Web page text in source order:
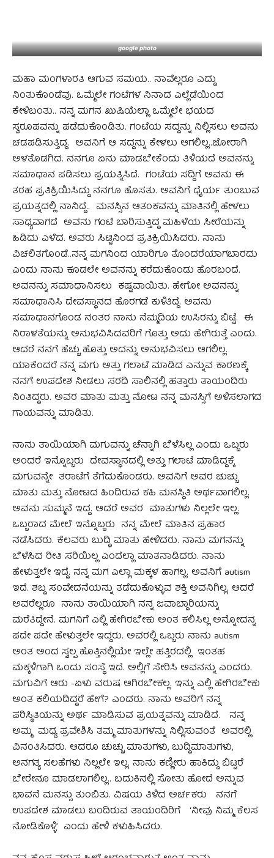
google photo
ಮಹಾ ಮಂಗಳಾರತಿ ಆಗುವ ಸಮಯ.. ನಾವೆಲ್ಲರೂ ಎದ್ದು
ನಿಂತುಕೊಂಡೆವು. ಒಮ್ಮೆಲೇ ಗಂಟೆಗಳ ನಿನಾದ ಎಲ್ಲೆಡೆಯಿಂದ
ಕೇಳಿಬಂತು.. ನನ್ನ ಮಗನ ಖುಷಿಯೆಲ್ಲಾ ಒಮ್ಮೆಲೇ ಭಯದ
ಸ್ವರೂಪವನ್ನು ಪಡೆದುಕೊಂಡಿತು. ಗಂಟೆಯ ಸದ್ದನ್ನು ನಿಲ್ಲಿಸಲು ಅವನು
ಚಡಪಡಿಸುತ್ತಿದ್ದ. ಅವನಿಗೆ ಆ ಸದ್ದನ್ನು ಕೇಳಲು ಆಗಲಿಲ್ಲ..ಜೋರಾಗಿ
ಅಳತೊಡಗಿದ. ನನಗೂ ಏನು ಮಾಡಬೇಕೆಂದು ತಿಳಿಯದೆ ಅವನನ್ನು
ಸಮಾಧಾನ ಪಡಿಸಲು ಪ್ರಯತ್ನಿಸಿದೆ. ಗಂಟೆಯ ಸದ್ದಿಗೆ ಅವನು ಈ
ತರಹ ಪ್ರತಿಕ್ರಿಯಿಸಿದ್ದು ನನಗೂ ಹೊಸತು. ಅವನಿಗೆ ಧೈರ್ಯ ತುಂಬುವ
ಪ್ರಯತ್ನದಲ್ಲಿ ನಾನಿದ್ದೆ.. ಮನಸ್ಸಿನ ಆತಂಕವನ್ನು ಮಾತಿನಲ್ಲಿ ಹೇಳಲು
ಸಾಧ್ಯವಾಗದೆ ಅವನು ಗಂಟೆ ಬಾರಿಸುತ್ತಿದ್ದ ಮಹಿಳೆಯ ಸೀರೆಯನ್ನು
ಹಿಡಿದು ಎಳೆದ. ಅವರು ಸಿಟ್ಟಿನಿಂದ ಪ್ರತಿಕ್ರಿಯಿಸಿದರು. ನಾನು
ವಿಚಲಿತಗೊಂಡೆ..ನನ್ನ ಮಗನಿಂದ ಯಾರಿಗೂ ತೊಂದರೆಯಾಗಬಾರದು
ಎಂದು ನಾನು ಕೂಡಲೇ ಅವನನ್ನು ಕರೆದುಕೊಂಡು ಹೊರಬಂದೆ.
ಅವನನ್ನು ಸಮಾಧಾನಿಸಲು ಕಷ್ಟವಾಯಿತು. ಹೇಗೋ ಅವನನ್ನು
ಸಮಾಧಾನಿಸಿ ದೇವಸ್ಥಾನದ ಹೊರಗಡೆ ಕುಳಿತಿದ್ದೆ. ಅವನು
ಸಮಾಧಾನಗೊಂಡ ನಂತರ ನಾನು ನೆಮ್ಮದಿಯ ಉಸಿರನ್ನು ಬಿಟ್ಟೆ. ಈ
ನಿರಾಳತೆಯನ್ನು ಅನುಭವಿಸಿದವರಿಗೆ ಗೊತ್ತು ಅದು ಹೇಗಿರುತ್ತೆ ಎಂದು.
ಆದರೆ ನನಗೆ ಹೆಚ್ಚು ಹೊತ್ತು ಅದನ್ನು ಅನುಭವಿಸಲು ಆಗಲಿಲ್ಲ.
ಯಾಕೆಂದರೆ ನನ್ನ ಮಗು ಅತ್ತು ಗಲಾಟೆ ಮಾಡಿದ ಎನ್ನುವ ಕಾರಣಕ್ಕೆ
ನನಗೆ ಉಪದೇಶ ನೀಡಲು ಸರದಿ ಸಾಲಿನಲ್ಲಿ ಹತ್ತಾರು ತಾಯಂದಿರು
ನಿಂತಿದ್ದರು. ಅವರ ಮಾತು ಮತ್ತು ನೋಟ ನನ್ನ ಮನಸ್ಸಿಗೆ ಅಳಿಸಲಾಗದ
ಗಾಯವನ್ನು ಮಾಡಿತು.
ನಾನು ತಾಯಿಯಾಗಿ ಮಗುವನ್ನು ಚೆನ್ನಾಗಿ ಬೆಳೆಸಿಲ್ಲ ಎಂದು ಒಬ್ಬರು
ಅಂದರೆ ಇನ್ನೊಬ್ಬರು ದೇವಸ್ಥಾನದಲ್ಲಿ ಅತ್ತು ಗಲಾಟೆ ಮಾಡಿದ್ದಕ್ಕೆ
ಮಗುವನ್ನೇ ತರಾಟೆಗೆ ತೆಗೆದುಕೊಂಡರು. ಅವನಿಗೆ ಅವರ ಚುಚ್ಚು
ಮಾತು ಮತ್ತು ನೋಟದ ಹಿಂದಿರುವ ಕಹಿ ಮನಸ್ಥಿತಿ ಅರ್ಥವಾಗಲಿಲ್ಲ.
ಅವನು ಸುಮ್ಮನೆ ಇದ್ದ. ಆದರೆ ಅವರ ಮಾತುಗಳು ನಿಲ್ಲಲೇ ಇಲ್ಲ.
ಒಬ್ಬರಾದ ಮೇಲೆ ಇನ್ನೊಬ್ಬರು ನನ್ನ ಮೇಲೆ ಮಾತಿನ ಪ್ರಹಾರ
ನಡೆಸಿದರು. ಕೆಲವರು ಬುದ್ಧಿ ಮಾತು ಹೇಳಿದರು. ನಾನು ಮಗನನ್ನು
ಬೆಳೆಸಿದ ರೀತಿ ಸರಿಯಿಲ್ಲ ಎಂದೆಲ್ಲಾ ಮಾತನಾಡಿದರು. ನಾನು
ಹೇಳುತ್ತಲೇ ಇದ್ದೆ. ನನ್ನ ಮಗ ಎಲ್ಲಾ ಮಕ್ಕಳ ಹಾಗಲ್ಲ. ಅವನಿಗೆ autism
ಇದೆ. ಶಬ್ದ ಸಂವೇದನೆಯನ್ನು ತಡೆದುಕೊಳ್ಳುವ ಶಕ್ತಿ ಅವನಿಗಿಲ್ಲ. ಆದರೆ
ಅವರೆಲ್ಲರೂ ನಾನು ತಾಯಿಯಾಗಿ ನನ್ನ ಜವಾಬ್ದಾರಿಯನ್ನು
ಮರೆತಿದ್ದೇನೆ. ಮಗನಿಗೆ ಎಲ್ಲಿ ಹೇಗಿರಬೇಕು ಅಂತ ಕಲಿಸಿಲ್ಲ ಅನ್ನೋದನ್ನ
ಪದೇ ಪದೇ ಹೇಳುತ್ತಲೇ ಇದ್ದರು. ಅವರಲ್ಲಿ ಒಬ್ಬರು ನಾನು autism
ಅಂತ ಅಂದ ಸ್ವಲ್ಪ ಹೊತ್ತಿನಲ್ಲಿಯೇ ಇಲ್ಲೇ ಹತ್ತಿರದಲ್ಲಿ ಇಂತಹ
ಮಕ್ಕಳಿಗಾಗಿ ಒಂದು ಸಂಸ್ಥೆ ಇದೆ. ಅಲ್ಲಿಗೆ ಸೇರಿಸಿ ಅವನನ್ನು ಎಂದರು.
ಮಗುವಿಗೆ ಆರು -ಏಳು ವರುಷ ಆಗಿರಬೇಕಲ್ಲ. ಇನ್ನು ಎಲ್ಲಿ ಹೇಗಿರಬೇಕು
ಅಂತ ಕಲಿಯದಿದ್ದರೆ ಹೇಗೆ? ಎಂದರು. ನಾನು ಅವರಿಗೆ ನನ್ನ
ಪರಿಸ್ಥಿತಿಯನ್ನು ಅರ್ಥ ಮಾಡಿಸುವ ಪ್ರಯತ್ನವನ್ನು ಮಾಡಿದೆ. ನನ್ನ
ಅಮ್ಮ ಮಧ್ಯ ಪ್ರವೇಶಿಸಿ ತಮ್ಮ ಮಾತುಗಳನ್ನು ನಿಲ್ಲಿಸುವಂತೆ ಅವರಲ್ಲಿ
ವಿನಂತಿಸಿದರು. ಆದರೂ ಚುಚ್ಚು ಮಾತುಗಳು, ಬುದ್ಧಿಮಾತುಗಳು,
ಅನಗತ್ಯ ಸಲಹೆಗಳು ನಿಲ್ಲಲೇ ಇಲ್ಲ. ನಾನು ಕಣ್ಣೀರು ಹಾಕಿದ್ದು ಬಿಟ್ಟರೆ
ಬೇರೇನೂ ಮಾಡಲಾಗಲಿಲ್ಲ.. ಬದುಕಿನಲ್ಲಿ ಸೋತು ಹೋದೆ ಅನ್ನುವ
ಭಾವನೆ ಮನಸ್ಸು ತುಂಬಿತು. ವಿಷಯ ತಿಳಿದ ಅರ್ಚಕರು ನನಗೆ
ಉಪದೇಶ ಮಾಡಲು ಬಂದಿರುವ ತಾಯಂದಿರಿಗೆ ‘ನೀವು ನಿಮ್ಮ ಕೆಲಸ
ನೋಡಿಕೊಳ್ಳಿ’ ಎಂದು ಹೇಳಿ ಕಳುಹಿಸಿದರು.